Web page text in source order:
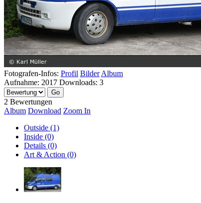
Fotografen-Infos: Profil Bilder Album
Aufnahme: 2017 Downloads: 3
2 Bewertungen
Album Download Zoom In
Outside (1)
Inside (0)
Details (0)
Art & Action (0)